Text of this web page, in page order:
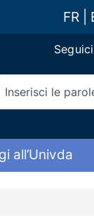
FR
Link
all’Univda